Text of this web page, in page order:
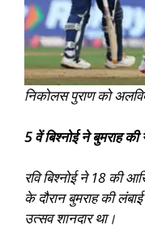
निकोलस पुराण को
5 वें बिश्नोई ने बुमराह
रवि बिश्नोई ने 18 की
के दौरान बुमराह की
उत्सव शानदार था।